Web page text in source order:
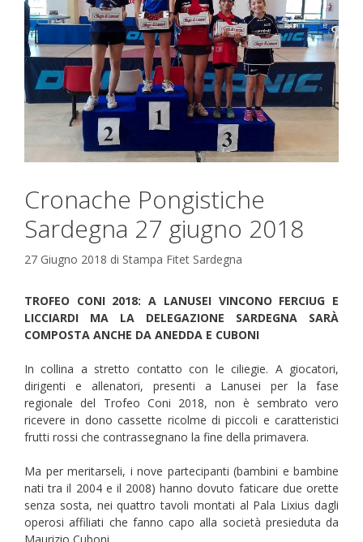
Cronache Pongistiche
Sardegna 27 giugno 2018
27 Giugno 2018 di Stampa Fitet Sardegna
TROFEO CONI 2018: A LANUSEI VINCONO FERCIUG E
LICCIARDI MA LA DELEGAZIONE SARDEGNA SARÀ
COMPOSTA ANCHE DA ANEDDA E CUBONI
In collina a stretto contatto con le ciliegie. A giocatori,
dirigenti e allenatori, presenti a Lanusei per la fase
regionale del Trofeo Coni 2018, non è sembrato vero
ricevere in dono cassette ricolme di piccoli e caratteristici
frutti rossi che contrassegnano la fine della primavera.
Ma per meritarseli, i nove partecipanti (bambini e bambine
nati tra il 2004 e il 2008) hanno dovuto faticare due orette
senza sosta, nei quattro tavoli montati al Pala Lixius dagli
operosi affiliati che fanno capo alla società presieduta da